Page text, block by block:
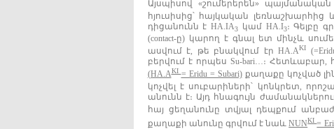
Այսպիսով «շումերերեն»
հյուսիսից՝ հայկական լեռնաշխարհից
դիցանունն է HA.IA3 կամ HA.I3։ Գելբը
(contact‐ը) կարող է գնալ ետ մինչև
ասվում է, թե բնակվում էր HA.AKI
բերվում է որպես Su‐bari…։
(HA.AKI = Eridu = Subari)քաղաքը կոչված
կոչվել է սուբարիների՝ կոնկրետ,
անունն է։ Այդ հնագույն
հայ ցեղանունը տվյալ դեպքում
քաղաքի անունը գրվում է նաևNUNKI =